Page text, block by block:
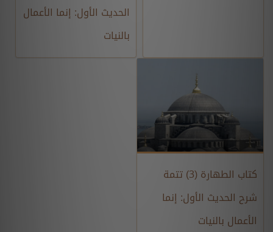
الحديث الأول: إنما الأعمال
بالنيات
كتاب الطهارة (3) تتمة
شرح الحديث الأول: إنما
الأعمال بالنيات